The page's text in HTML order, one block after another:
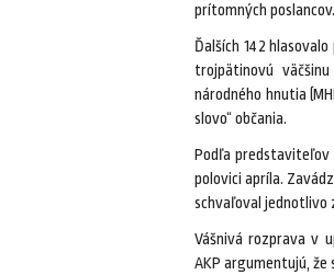
prítomných poslancov.
Ďalších 142
trojpätinovú
národného hnutia
slovo“ občania.
Podľa predstaviteľov
polovici apríla.
schvaľoval jednotlivo
Vášnivá rozprava v
AKP argumentujú, že